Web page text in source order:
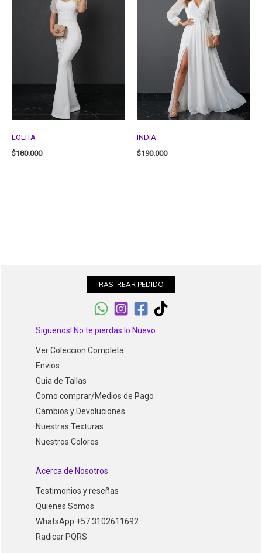
LOLITA
$180.000
INDIA
$190.000
RASTREAR PEDIDO
Siguenos! No te pierdas lo Nuevo
Ver Coleccion Completa
Envios
Guia de Tallas
Como comprar/Medios de Pago
Cambios y Devoluciones
Nuestras Texturas
Nuestros Colores
Acerca de Nosotros
Testimonios y reseñas
Quienes Somos
WhatsApp +57 3102611692
Radicar PQRS